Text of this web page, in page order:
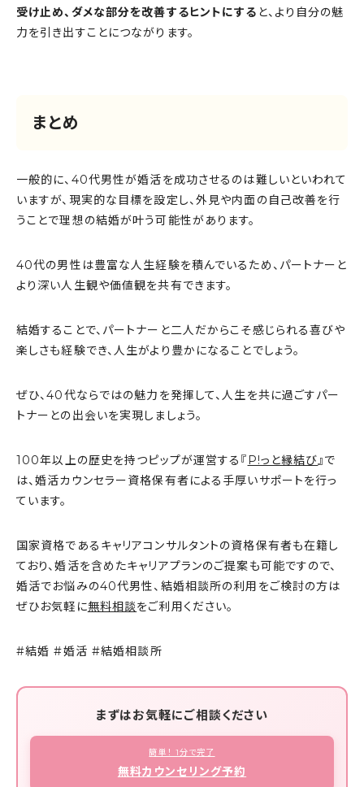
受け止め、ダメな部分を改善するヒントにする と、より自分の魅
力を引き出すことにつながります。
まとめ
一般的に、40代男性が婚活を成功させるのは難しいといわれて
いますが、現実的な目標を設定し、外見や内面の自己改善を行
うことで理想の結婚が叶う可能性があります。
40代の男性は豊富な人生経験を積んでいるため、パートナーと
より深い人生観や価値観を共有できます。
結婚することで、パートナーと二人だからこそ感じられる喜びや
楽しさも経験でき、人生がより豊かになることでしょう。
ぜひ、40代ならではの魅力を発揮して、人生を共に過ごすパー
トナーとの出会いを実現しましょう。
100年以上の歴史を持つピップが運営する『 P!っと縁結び』で
は、婚活カウンセラー資格保有者による手厚いサポートを行っ
ています。
国家資格であるキャリアコンサルタントの資格保有者も在籍し
ており、婚活を含めたキャリアプランのご提案も可能ですので、
婚活でお悩みの40代男性、結婚相談所の利用をご検討の方は
ぜひお気軽に無料相談をご利用ください。
#結婚 #婚活 #結婚相談所
まずはお気軽にご相談ください
簡単！ 1分で完了
無料カウンセリング予約